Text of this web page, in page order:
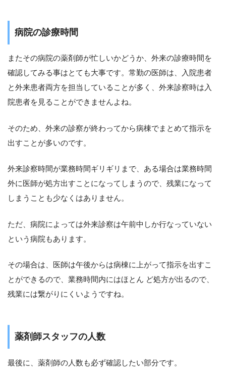
病院の診療時間
またその病院の薬剤師が忙しいかどうか、外来の診療時間を
確認してみる事はとても大事です。常勤の医師は、入院患者
と外来患者両方を担当していることが多く、外来診察時は入
院患者を見ることができませんよね。
そのため、外来の診察が終わってから病棟でまとめて指示を
出すことが多いのです。
外来診察時間が業務時間ギリギリまで、ある場合は業務時間
外に医師が処方出すことになってしまうので、残業になって
しまうことも少なくはありません。
ただ、病院によっては外来診察は午前中しか行なっていない
という病院もあります。
その場合は、医師は午後からは病棟に上がって指示を出すこ
とができるので、業務時間内にはほとん ど処方が出るので、
残業には繋がりにくいようですね。
薬剤師スタッフの人数
最後に、薬剤師の人数も必ず確認したい部分です。